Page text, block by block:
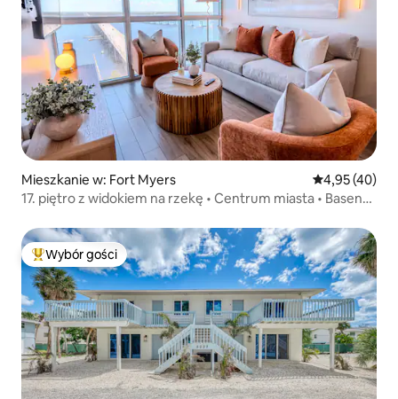
Mieszkanie w: Fort Myers Średnia
4,95 (40)
17. piętro z widokiem na rzekę • Centrum miasta • Basen
Najpopularniejsze z kategorii Wybór gości
Wybór gości